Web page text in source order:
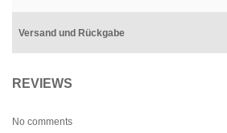
Versand und Rückgabe
REVIEWS
No comments